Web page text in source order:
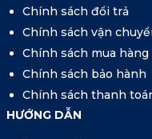
Chính sách đổi trả
Chính sách vận
Chính sách mua hàng
Chính sách bảo hành
Chính sách thanh
HƯỚNG DẪN